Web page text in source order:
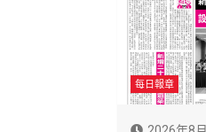
每日報章